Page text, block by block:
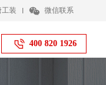
工装 微信联系
400 820 1926